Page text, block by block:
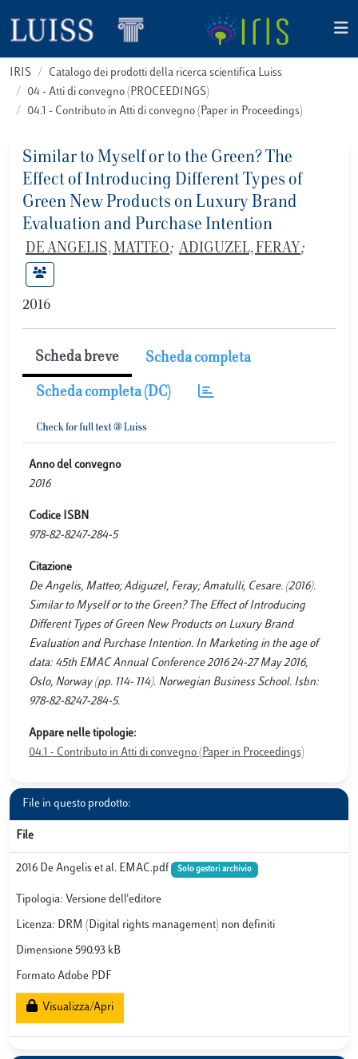
IRIS
Catalogo dei prodotti della ricerca scientifica Luiss
04 - Atti di convegno (PROCEEDINGS)
04.1 - Contributo in Atti di convegno (Paper in Proceedings)
Similar to Myself or to the Green? The
Effect of Introducing Different Types of
Green New Products on Luxury Brand
Evaluation and Purchase Intention
DE ANGELIS, MATTEO; ADIGUZEL, FERAY ;
2016
Scheda breve Scheda completa
Scheda completa (DC)
Anno del convegno
2016
Codice ISBN
978-82-8247-284-5
Citazione
De Angelis, Matteo; Adiguzel, Feray; Amatulli, Cesare. (2016).
Similar to Myself or to the Green? The Effect of Introducing
Different Types of Green New Products on Luxury Brand
Evaluation and Purchase Intention. In Marketing in the age of
data: 45th EMAC Annual Conference 2016 24-27 May 2016,
Oslo, Norway (pp. 114- 114). Norwegian Business School. Isbn:
978-82-8247-284-5.
Appare nelle tipologie:
04.1 - Contributo in Atti di convegno (Paper in Proceedings)
File in questo prodotto:
File
2016 De Angelis et al. EMAC.pdf Solo gestori archivio
Tipologia: Versione dell'editore
Licenza: DRM (Digital rights management) non definiti
Dimensione 590.93 kB
Formato Adobe PDF
Visualizza/Apri